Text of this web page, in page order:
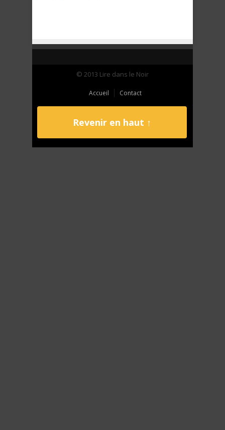
© 2013 Lire dans le Noir
Accueil Contact
Revenir en haut ↑